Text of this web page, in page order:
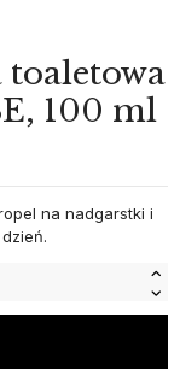
100 ml
na nadgarstki i